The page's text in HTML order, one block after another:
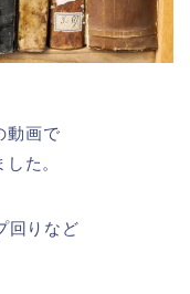
動画で
た。
回りなど